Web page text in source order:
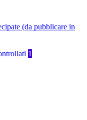
(da pubblicare in
1